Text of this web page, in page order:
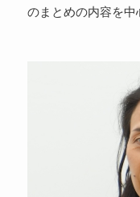
のまとめの内容を